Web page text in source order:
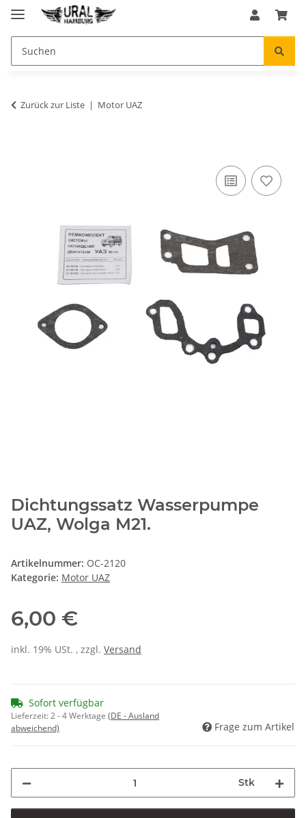
Zurück zur Liste Motor UAZ
Dichtungssatz Wasserpumpe
UAZ, Wolga M21.
Artikelnummer: OC-2120
Kategorie: Motor UAZ
6,00 €
inkl. 19% USt. , zzgl. Versand
Sofort verfügbar
Lieferzeit:2 - 4 Werktage (DE - Ausland
abweichend)
Frage zum Artikel
Stk